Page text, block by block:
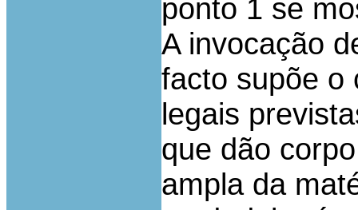
ponto 1 se
A invocação
facto supõe o
legais
que dão
ampla da